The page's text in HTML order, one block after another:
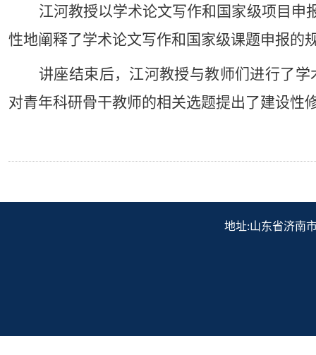
江河教授以学术论文写作和国家级项目申
性地阐释了学术论文写作和国家级课题申报的
讲座结束后，江河教授与教师们进行了
对青年科研骨干教师的相关选题提出了建设性
地址:山东省济南